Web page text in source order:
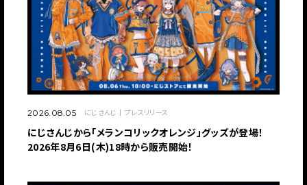
2026.08.05 にじさんじ プレスリリース
にじさんじから「メランコリックオレンジ」グッズが登場！
2026年8月6日(木)18時から販売開始！